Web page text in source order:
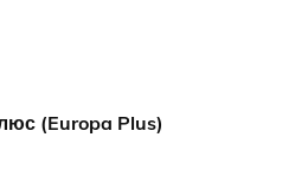
(Europa Plus)